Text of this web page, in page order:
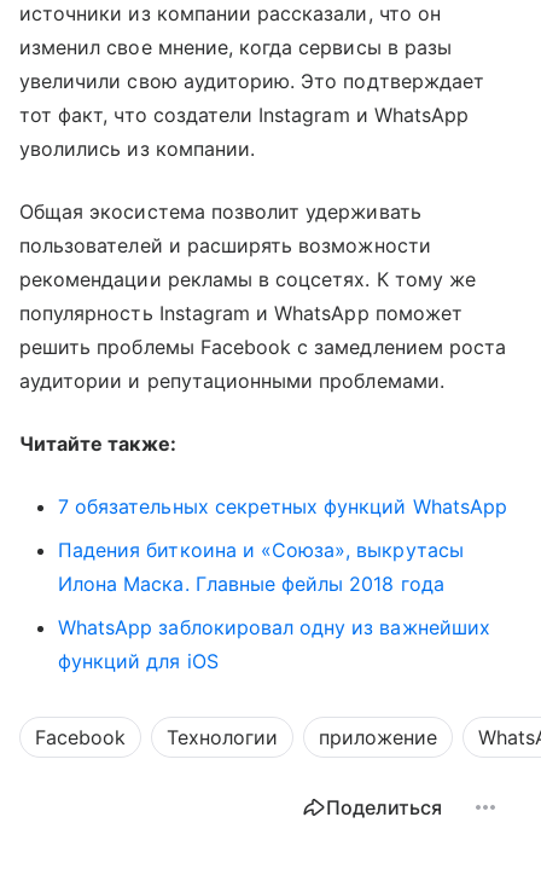
источники из компании рассказали, что он
изменил свое мнение, когда сервисы в разы
увеличили свою аудиторию. Это подтверждает
тот факт, что создатели Instagram и WhatsApp
уволились из компании.
Общая экосистема позволит удерживать
пользователей и расширять возможности
рекомендации рекламы в соцсетях. К тому же
популярность Instagram и WhatsApp поможет
решить проблемы Facebook с замедлением роста
аудитории и репутационными проблемами.
Читайте также:
7 обязательных секретных функций WhatsApp
Падения биткоина и «Союза», выкрутасы
Илона Маска. Главные фейлы 2018 года
WhatsApp заблокировал одну из важнейших
функций для iOS
Facebook Технологии приложение
Поделиться